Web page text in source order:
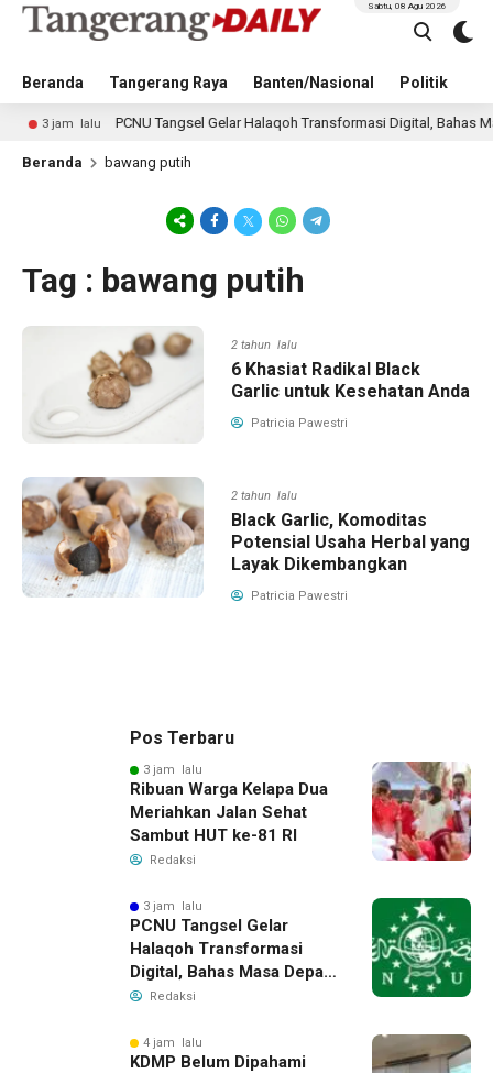
Beranda Tangerang Raya Banten/Nasional Politik
Sabtu, 08 Agu 2026
3 jam lalu PCNU Tangsel Gelar Halaqoh Transformasi Digital, Bahas Masa
Beranda bawang putih
Tag : bawang putih
2 tahun lalu
6 Khasiat Radikal Black
Garlic untuk Kesehatan Anda
Patricia Pawestri
2 tahun lalu
Black Garlic, Komoditas
Potensial Usaha Herbal yang
Layak Dikembangkan
Patricia Pawestri
Pos Terbaru
3 jam lalu
Ribuan Warga Kelapa Dua
Meriahkan Jalan Sehat
Sambut HUT ke-81 RI
Redaksi
3 jam lalu
PCNU Tangsel Gelar
Halaqoh Transformasi
Digital, Bahas Masa Depan
NU di Era Disrupsi
Redaksi
4 jam lalu
KDMP Belum Dipahami